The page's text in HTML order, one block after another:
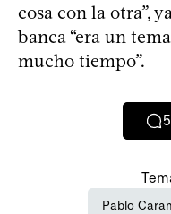
cosa con la otra”,
banca “era un
mucho tiempo”.
5
Pablo